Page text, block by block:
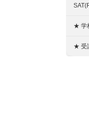
★ 学
★ 受